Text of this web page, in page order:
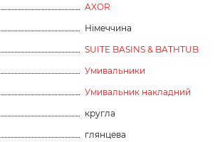
AXOR
Німеччина
SUITE BASINS & BATHTUB
Умивальники
Умивальник накладний
кругла
глянцева